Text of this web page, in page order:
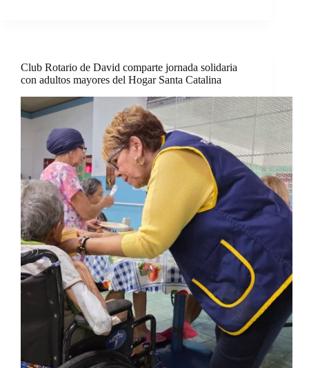
Club Rotario de David comparte jornada solidaria
con adultos mayores del Hogar Santa Catalina